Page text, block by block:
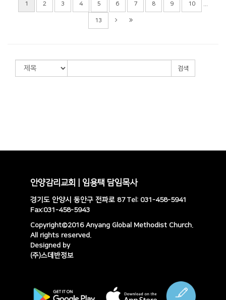
1 2 3 4 5 6 7 8 9 10
13
검색
안양감리교회 | 임용택 담임목사
경기도 안양시 동안구 전파로 87 Tel: 031-458-5941
Fax:031-458-5943
Copyright©2016 Anyang Global Methodist Church.
All rights reserved.
Designed by
(주)스데반정보